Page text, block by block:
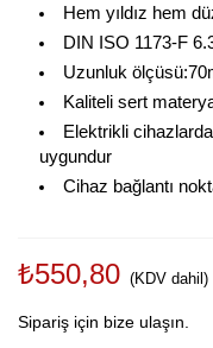
Hem yıldız hem
DIN ISO 1173-F
Uzunluk
Kaliteli sert
Elektrikli
uygundur
Cihaz bağlantı
₺550,80 (KDV dahil)
Sipariş için bize ulaşın.